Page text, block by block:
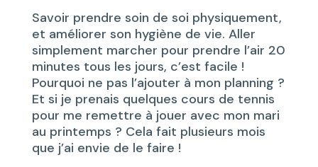
Savoir prendre soin de soi physiquement,
et améliorer son hygiène de vie. Aller
simplement marcher pour prendre l’air 20
minutes tous les jours, c’est facile !
Pourquoi ne pas l’ajouter à mon planning ?
Et si je prenais quelques cours de tennis
pour me remettre à jouer avec mon mari
au printemps ? Cela fait plusieurs mois
que j’ai envie de le faire !